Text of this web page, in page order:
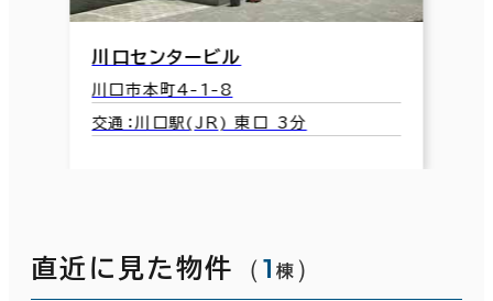
川口センタービル
川口市本町4-1-8
交通：川口駅(JR) 東口 3分
直近に見た物件 （1 棟 ）